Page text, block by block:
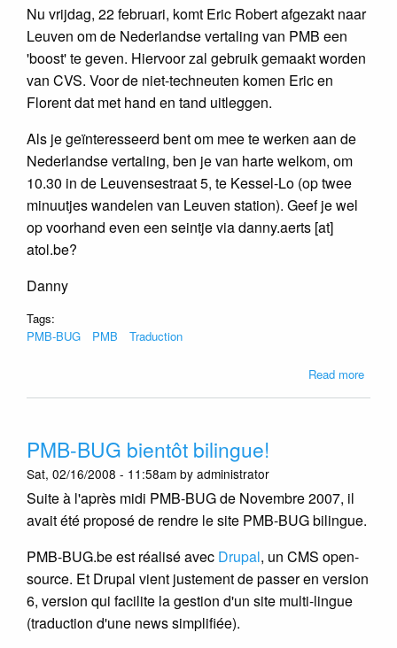
6
Nu vrijdag, 22 februari, komt Eric Robert afgezakt naar
Leuven om de Nederlandse vertaling van PMB een
'boost' te geven. Hiervoor zal gebruik gemaakt worden
van CVS. Voor de niet-techneuten komen Eric en
Florent dat met hand en tand uitleggen.
Als je geïnteresseerd bent om mee te werken aan de
Nederlandse vertaling, ben je van harte welkom, om
10.30 in de Leuvensestraat 5, te Kessel-Lo (op twee
minuutjes wandelen van Leuven station). Geef je wel
op voorhand even een seintje via danny.aerts [at]
atol.be?
Danny
Tags:
PMB-BUG
PMB Traduction
Read more
PMB-BUG bientôt bilingue!
Sat, 02/16/2008 - 11:58am by administrator
Suite à l'après midi PMB-BUG de Novembre 2007, il
avait été proposé de rendre le site PMB-BUG bilingue.
PMB-BUG.be est réalisé avec Drupal, un CMS open-
source. Et Drupal vient justement de passer en version
6, version qui facilite la gestion d'un site multi-lingue
(traduction d'une news simplifiée).